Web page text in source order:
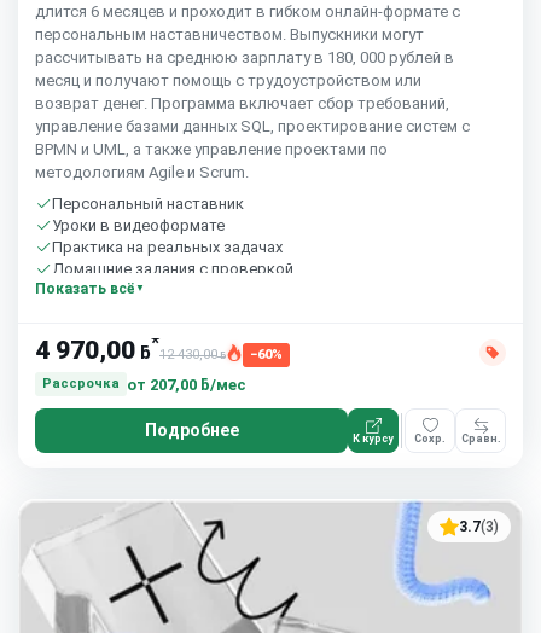
длится 6 месяцев и проходит в гибком онлайн-формате с
персональным наставничеством. Выпускники могут
рассчитывать на среднюю зарплату в 180, 000 рублей в
месяц и получают помощь с трудоустройством или
возврат денег. Программа включает сбор требований,
управление базами данных SQL, проектирование систем с
BPMN и UML, а также управление проектами по
методологиям Agile и Scrum.
Персональный наставник
Уроки в видеоформате
Практика на реальных задачах
Домашние задания с проверкой
Бесплатный пробный урок
Показать всё
4 970,00 ƃ*
12 430,00ƃ
−60%
Рассрочка
от 207,00 ƃ/мес
Подробнее К курсу Сохр. Сравн.
3.7(3)